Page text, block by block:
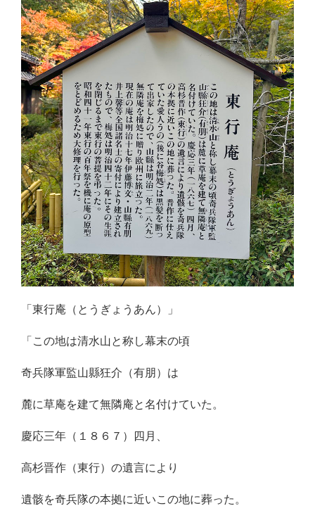
「東行庵（とうぎょうあん）」
「この地は清水山と称し幕末の頃
奇兵隊軍監山縣狂介（有朋）は
麓に草庵を建て無隣庵と名付けていた。
慶応三年（１８６７）四月、
高杉晋作（東行）の遺言により
遺骸を奇兵隊の本拠に近いこの地に葬った。